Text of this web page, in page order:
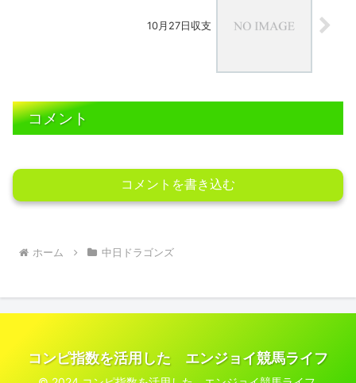
10月27日収支
コメント
コメントを書き込む
ホーム 中日ドラゴンズ
コンピ指数を活用した エンジョイ競馬ライフ